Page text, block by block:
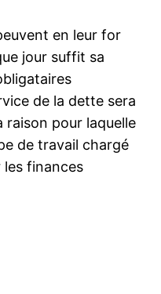
en leur for
jour suffit sa
de la dette sera
raison pour laquelle
de travail chargé
finances